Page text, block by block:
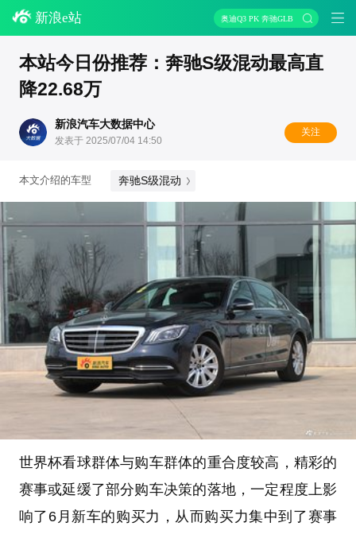
新浪e站 奥迪Q3 PK 奔驰GLB
本站今日份推荐：奔驰S级混动最高直
降22.68万
新浪汽车大数据中心
发表于 2025/07/04 14:50
关注
本文介绍的车型 奔驰S级混动
世界杯看球群体与购车群体的重合度较高，精彩的
赛事或延缓了部分购车决策的落地，一定程度上影
响了6月新车的购买力，从而购买力集中到了赛事